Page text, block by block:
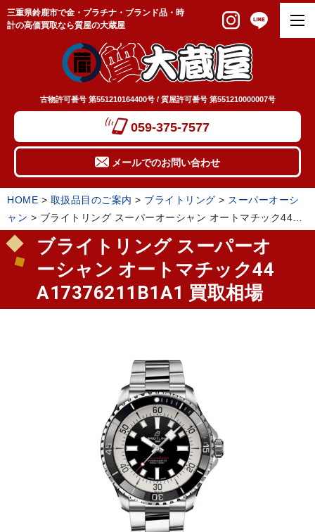
三重県鈴鹿市で金・プラチナ・ブランド品・時
計の高価買取なら質屋の大蔵屋
古物許可番号 第551210164400号 / 質屋許可番号 第551210000007号
059-375-7577
メールでのお問い合わせ
HOME > 取扱品目のご案内 > ブライトリング > スーパーオーシ
ャン > ブライトリング スーパーオーシャン オートマチック44
A17376211B1A1 買取相場
ブライトリング スーパーオ
ーシャン オートマチック44
A17376211B1A1 買取相場